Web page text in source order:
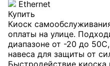
Ethernet
Купить
Киоск
оплаты на улице.
диапазоне от -20 до
навеса для защиты от
Быстродействие киоска